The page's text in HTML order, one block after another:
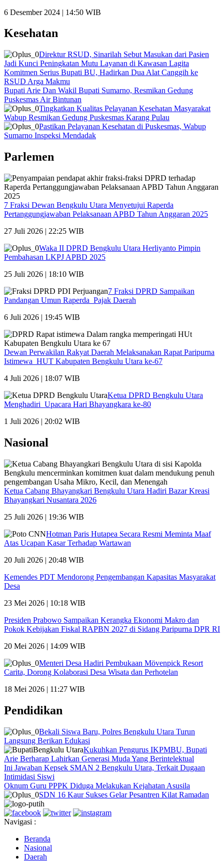
6 Desember 2024 | 14:50 WIB
Kesehatan
Direktur RSUD, Sinarilah Sebut Masukan dari Pasien
Jadi Kunci Peningkatan Mutu Layanan di Kawasan Lagita
Komitmen Serius Bupati BU, Hadirkan Dua Alat Canggih ke
RSUD Arga Makmu
Bupati Arie Dan Wakil Bupati Sumarno, Resmikan Gedung
Puskesmas Air Bintunan
Tingkatkan Kualitas Pelayanan Kesehatan Masyarakat
Wabup Resmikan Gedung Puskesmas Karang Pulau
Pastikan Pelayanan Kesehatan di Puskesmas, Wabup
Sumarno Inspeksi Mendadak
Parlemen
7 Fraksi Dewan Bengkulu Utara Menyetujui Raperda
Pertanggungjawaban Pelaksanaan APBD Tahun Anggaran 2025
27 Juli 2026 | 22:25 WIB
Waka II DPRD Bengkulu Utara Herliyanto Pimpin
Pembahasan LKPJ APBD 2025
25 Juli 2026 | 18:10 WIB
7 Fraksi DPRD Sampaikan
Pandangan Umun Raperda Pajak Daerah
6 Juli 2026 | 19:45 WIB
Dewan Perwakilan Rakyat Daerah Melaksanakan Rapat Paripurna
Istimewa HUT Kabupaten Bengkulu Utara ke-67
4 Juli 2026 | 18:07 WIB
Ketua DPRD Bengkulu Utara
Menghadiri Upacara Hari Bhayangkara ke-80
1 Juli 2026 | 20:02 WIB
Nasional
Ketua Cabang Bhayangkari Bengkulu Utara Hadiri Bazar Kreasi
Bhayangkari Nusantara 2026
25 Juli 2026 | 19:36 WIB
Hotman Paris Hutapea Secara Resmi Meminta Maaf
Atas Ucapan Kasar Terhadap Wartawan
20 Juli 2026 | 20:48 WIB
Kemendes PDT Mendorong Pengembangan Kapasitas Masyarakat
Desa
23 Mei 2026 | 10:18 WIB
Presiden Prabowo Sampaikan Kerangka Ekonomi Makro dan
Pokok Kebijakan Fiskal RAPBN 2027 di Sidang Paripurna DPR RI
20 Mei 2026 | 14:09 WIB
Menteri Desa Hadiri Pembukaan Mövenpick Resort
Carita, Dorong Kolaborasi Desa Wisata dan Perhotelan
18 Mei 2026 | 11:27 WIB
Pendidikan
Bekali Siswa Baru, Polres Bengkulu Utara Turun
Langsung Berikan Edukasi
Kukuhkan Pengurus IKPMBU, Bupati
Arie Berharap Lahirkan Generasi Muda Yang Berintelektual
Ini Jawaban Kepsek SMAN 2 Bengkulu Utara, Terkait Dugaan
Intimidasi Siswi
Oknum Guru PPPK Diduga Melakukan Kejahatan Asusila
SDN 16 Kaur Sukses Gelar Pesantren Kilat Ramadan
Navigasi :
Beranda
Nasional
Daerah